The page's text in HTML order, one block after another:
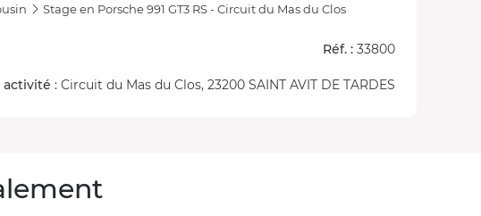
Stage en Porsche 991 GT3 RS - Circuit du Mas du Clos
Réf. : 33800
activité : Circuit du Mas du Clos, 23200 SAINT AVIT DE TARDES